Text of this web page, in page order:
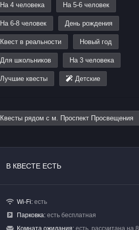
На 4 человека На 5-6 человек
На 6-8 человек День рождения
Квест в реальности Новый год
Для школьников На 3 человека
Лучшие квесты Детские
Квесты рядом с м. Проспект Просвещения
В КВЕСТЕ ЕСТЬ
Wi-Fi: есть
Парковка: есть бесплатная
Комната ожидания: есть, рассчитана на 8